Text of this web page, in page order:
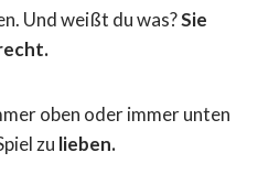
Und weißt du was?Sie
oben oder immer unten
zu lieben.